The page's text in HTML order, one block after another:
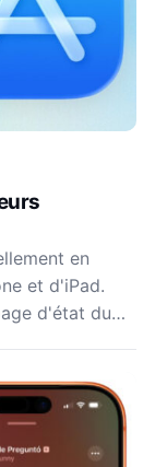
en
et d'iPad.
d'état du…